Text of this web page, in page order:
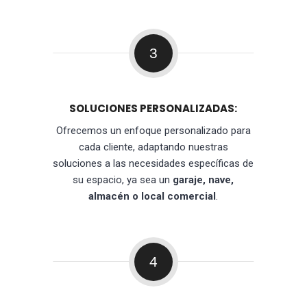
3
SOLUCIONES PERSONALIZADAS:
Ofrecemos un enfoque personalizado para
cada cliente, adaptando nuestras
soluciones a las necesidades específicas de
su espacio, ya sea un garaje, nave,
almacén o local comercial.
4